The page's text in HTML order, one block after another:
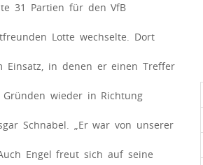
31 Partien für den VfB
Lotte wechselte. Dort
in denen er einen Treffer
wieder in Richtung
Schnabel. „Er war von unserer
Engel freut sich auf seine